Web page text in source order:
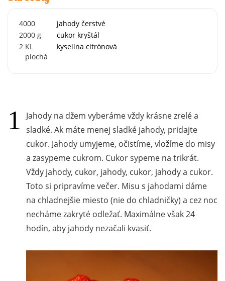
4000
jahody čerstvé
2000 g
cukor kryštál
2 KL
plochá
kyselina citrónová
Jahody na džem vyberáme vždy krásne zrelé a
sladké. Ak máte menej sladké jahody, pridajte
cukor. Jahody umyjeme, očistíme, vložíme do misy
a zasypeme cukrom. Cukor sypeme na trikrát.
Vždy jahody, cukor, jahody, cukor, jahody a cukor.
Toto si pripravíme večer. Misu s jahodami dáme
na chladnejšie miesto (nie do chladničky) a cez noc
necháme zakryté odležať. Maximálne však 24
hodín, aby jahody nezačali kvasiť.